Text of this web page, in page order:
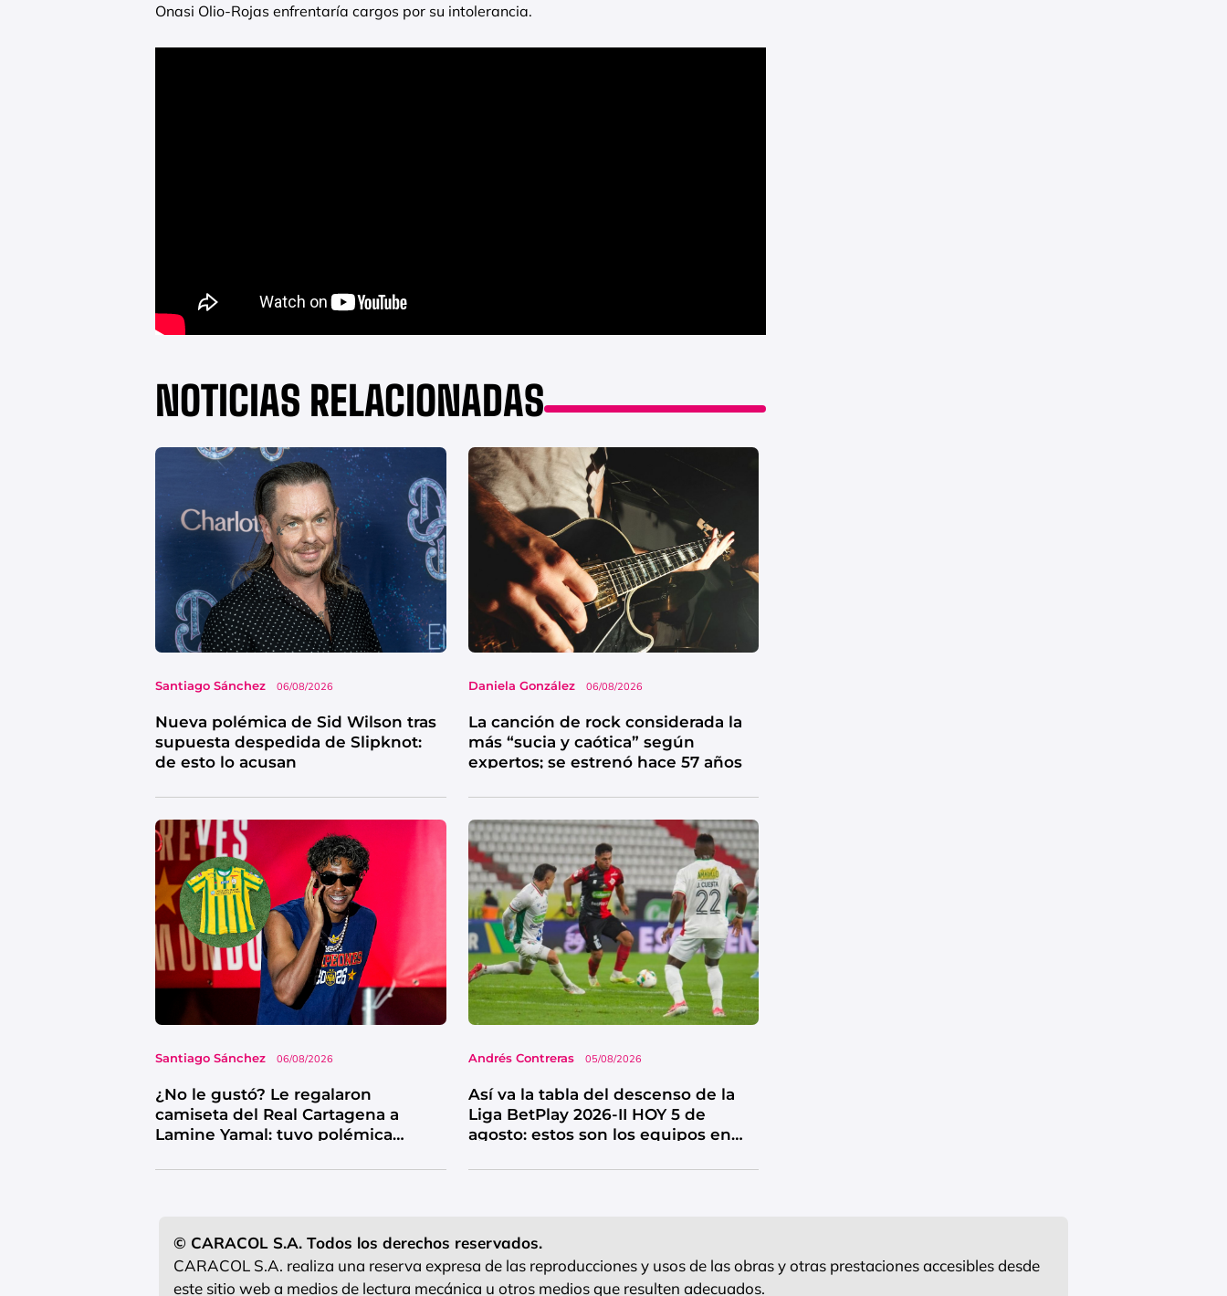
Onasi Olio-Rojas enfrentaría cargos por su intolerancia.
NOTICIAS RELACIONADAS
Santiago Sánchez 06/08/2026
Nueva polémica de Sid Wilson tras
supuesta despedida de Slipknot:
de esto lo acusan
Daniela González 06/08/2026
La canción de rock considerada la
más “sucia y caótica” según
expertos; se estrenó hace 57 años
Santiago Sánchez 06/08/2026
¿No le gustó? Le regalaron
camiseta del Real Cartagena a
Lamine Yamal: tuvo polémica
Andrés Contreras 05/08/2026
Así va la tabla del descenso de la
Liga BetPlay 2026-II HOY 5 de
agosto: estos son los equipos en
© CARACOL S.A. Todos los derechos reservados.
CARACOL S.A. realiza una reserva expresa de las reproducciones y usos de las obras y otras prestaciones accesibles desde
este sitio web a medios de lectura mecánica u otros medios que resulten adecuados.